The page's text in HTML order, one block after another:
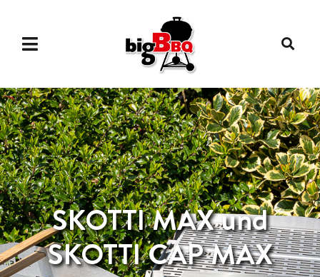
SKOTTI MAX und
SKOTTI CAP MAX